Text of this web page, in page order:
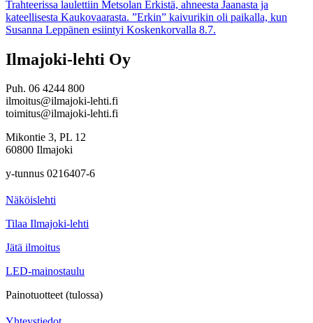
Trahteerissa laulettiin Metsolan Erkistä, ahneesta Jaanasta ja
kateellisesta Kaukovaarasta. ”Erkin” kaivurikin oli paikalla, kun
Susanna Leppänen esiintyi Koskenkorvalla 8.7.
Ilmajoki-lehti Oy
Puh. 06 4244 800
ilmoitus@ilmajoki-lehti.fi
toimitus@ilmajoki-lehti.fi
Mikontie 3, PL 12
60800 Ilmajoki
y-tunnus 0216407-6
Näköislehti
Tilaa Ilmajoki-lehti
Jätä ilmoitus
LED-mainostaulu
Painotuotteet (tulossa)